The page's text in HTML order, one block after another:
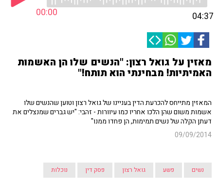
00:00 04:37
מאזין על גואל רצון: "הנשים שלו הן האשמות
האמיתיות! מבחינתי הוא תותח!"
המאזין מתייחס להכרעת הדין בעניינו של גואל רצון וטוען שהנשים שלו
אשמות משום שהן הלכו אחריו כמו עיוורות - זהבי: "יש גברים שמנצלים את
דעתן הקלה של נשים תמימות, הן פחדו ממנו"
09/09/2014
נשים פשע גואל רצון פסק דין נוכלות